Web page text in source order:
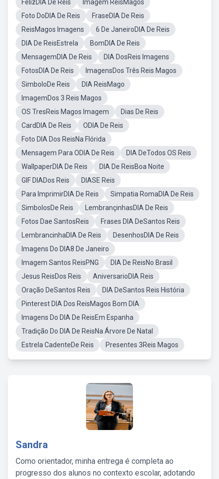
FelizDIA De Reis
Imagem ReisMagos
Foto DoDIA De Reis
FraseDIA De Reis
ReisMagos Imagens
6 De JaneiroDIA De Reis
DIA De ReisEstrela
BomDIA De Reis
MensagemDIA De Reis
DIA DosReis Imagens
FotosDIA De Reis
ImagensDos Três Reis Magos
SimboloDe Reis
DIA ReisMago
ImagemDos 3 Reis Magos
OS TresReis Magos Imagem
Dias De Reis
CardDIA De Reis
ODIA De Reis
Foto DIA Dos ReisNa Flórida
Mensagem Para ODIA De Reis
DIA DeTodos OS Reis
WallpaperDIA De Reis
DIA De ReisBoa Noite
GIF DIADos Reis
DIASE Reis
Para ImprimirDIA De Reis
Simpatia RomaDIA De Reis
SimbolosDe Reis
LembrançinhasDIA De Reis
Fotos Dae SantosReis
Frases DIA DeSantos Reis
LembrancinhaDIA De Reis
DesenhosDIA De Reis
Imagens Do DIA8 De Janeiro
Imagem Santos ReisPNG
DIA De ReisNo Brasil
Jesus ReisDos Reis
AniversarioDIA Reis
Oração DeSantos Reis
DIA DeSantos Reis História
Pinterest DIA Dos ReisMagos Bom DIA
Imagens Do DIA De ReisEm Espanha
Tradição Do DIA De ReisNa Árvore De Natal
Estrela CadenteDe Reis
Presentes 3Reis Magos
Sandra
Como orientador, minha entrega é completa ao
progresso dos alunos no contexto escolar, adotando